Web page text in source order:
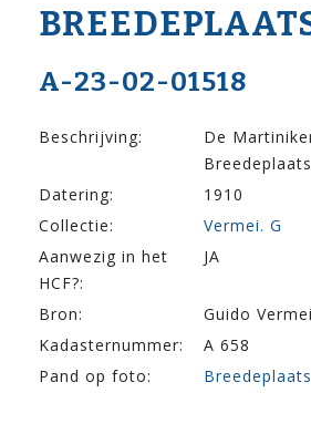
A-23-02-01518
Beschrijving:
De
Datering:
1910
Collectie:
Vermei. G
Aanwezig in het
HCF?:
JA
Bron:
Guido Vermei
Kadasternummer:
A 658
Pand op foto: